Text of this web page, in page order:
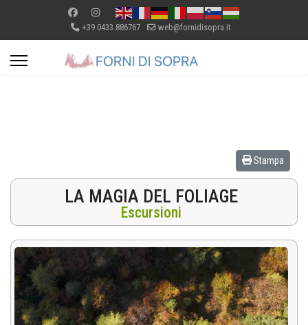
+39 0433.886767 web@fornidisopra.it
Stampa
LA MAGIA DEL FOLIAGE
Escursioni